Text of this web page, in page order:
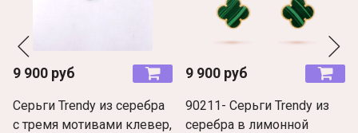
9 900 руб
Серьги Trendy из серебра
с тремя мотивами клевер,
9 900 руб
90211- Серьги Trendy из
серебра в лимонной